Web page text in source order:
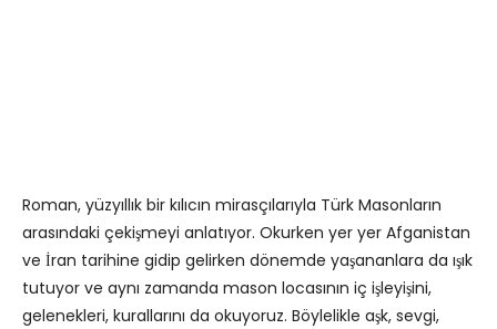
Roman, yüzyıllık bir kılıcın mirasçılarıyla Türk Masonların
arasındaki çekişmeyi anlatıyor. Okurken yer yer Afganistan
ve İran tarihine gidip gelirken dönemde yaşananlara da ışık
tutuyor ve aynı zamanda mason locasının iç işleyişini,
gelenekleri, kurallarını da okuyoruz. Böylelikle aşk, sevgi,